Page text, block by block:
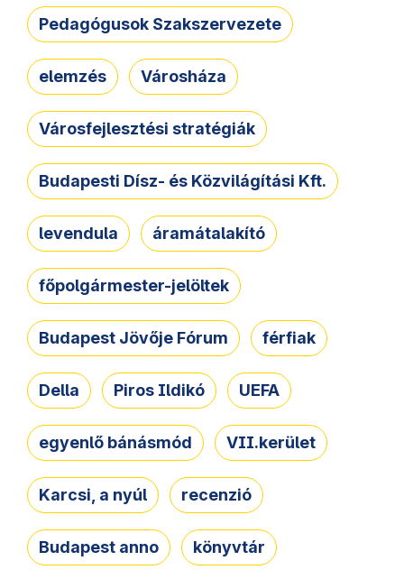
Pedagógusok Szakszervezete
elemzés Városháza
Városfejlesztési stratégiák
Budapesti Dísz- és Közvilágítási Kft.
levendula áramátalakító
főpolgármester-jelöltek
Budapest Jövője Fórum férfiak
Della Piros Ildikó UEFA
egyenlő bánásmód VII.kerület
Karcsi, a nyúl recenzió
Budapest anno könyvtár